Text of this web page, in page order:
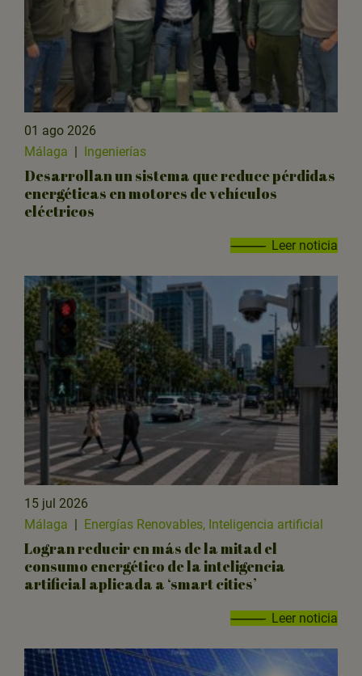
01 ago 2026
Málaga | Ingenierías
Desarrollan un sistema que reduce pérdidas
energéticas en motores de vehículos
eléctricos
Leer noticia
15 jul 2026
Málaga | Energías Renovables, Inteligencia artificial
Logran reducir en más de la mitad el
consumo energético de la inteligencia
artificial aplicada a ‘smart cities’
Leer noticia